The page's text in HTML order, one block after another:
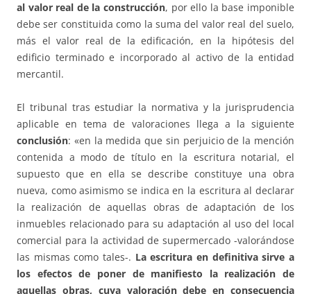
al valor real de la construcción, por ello la base imponible
debe ser constituida como la suma del valor real del suelo,
más el valor real de la edificación, en la hipótesis del
edificio terminado e incorporado al activo de la entidad
mercantil.
El tribunal tras estudiar la normativa y la jurisprudencia
aplicable en tema de valoraciones llega a la siguiente
conclusión: «en la medida que sin perjuicio de la mención
contenida a modo de título en la escritura notarial, el
supuesto que en ella se describe constituye una obra
nueva, como asimismo se indica en la escritura al declarar
la realización de aquellas obras de adaptación de los
inmuebles relacionado para su adaptación al uso del local
comercial para la actividad de supermercado -valorándose
las mismas como tales-. La escritura en definitiva sirve a
los efectos de poner de manifiesto la realización de
aquellas obras, cuya valoración debe en consecuencia